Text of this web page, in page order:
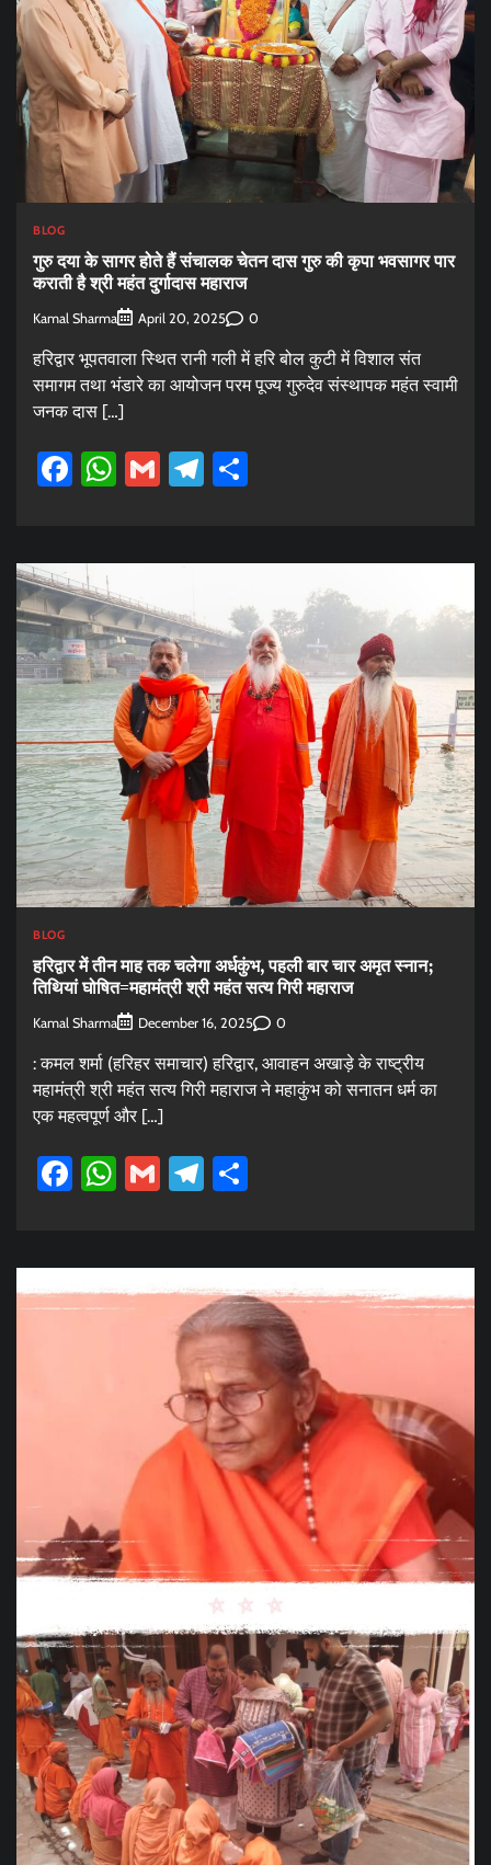
BLOG
गुरु दया के सागर होते हैं संचालक चेतन दास गुरु की कृपा भवसागर पार
कराती है श्री महंत दुर्गादास महाराज
Kamal Sharma April 20, 2025 0
हरिद्वार भूपतवाला स्थित रानी गली में हरि बोल कुटी में विशाल संत
समागम तथा भंडारे का आयोजन परम पूज्य गुरुदेव संस्थापक महंत स्वामी
जनक दास […]
Facebook
WhatsApp
GmailTelegram
BLOG
हरिद्वार में तीन माह तक चलेगा अर्धकुंभ, पहली बार चार अमृत स्नान;
तिथियां घोषित=महामंत्री श्री महंत सत्य गिरी महाराज
Kamal Sharma December 16, 2025 0
: कमल शर्मा (हरिहर समाचार) हरिद्वार, आवाहन अखाड़े के राष्ट्रीय
महामंत्री श्री महंत सत्य गिरी महाराज ने महाकुंभ को सनातन धर्म का
एक महत्वपूर्ण और […]
Facebook
WhatsApp
GmailTelegram